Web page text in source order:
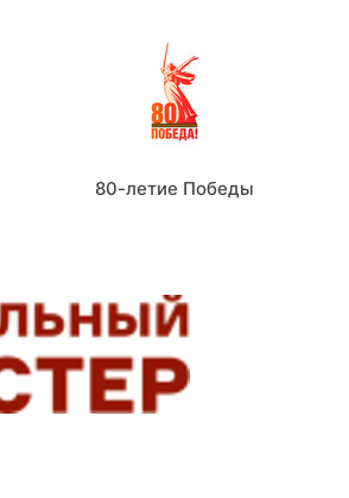
80-летие Победы